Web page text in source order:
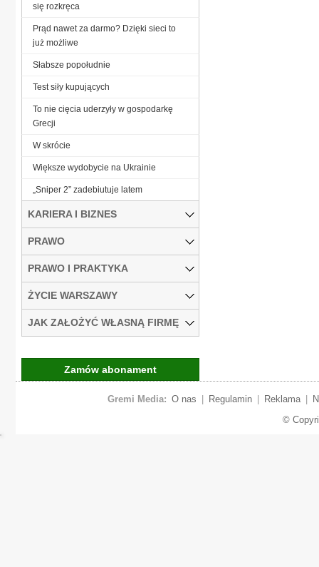
się rozkręca
Prąd nawet za darmo? Dzięki sieci to
już możliwe
Słabsze popołudnie
Test siły kupujących
To nie cięcia uderzyły w gospodarkę
Grecji
W skrócie
Większe wydobycie na Ukrainie
„Sniper 2” zadebiutuje latem
KARIERA I BIZNES
PRAWO
PRAWO I PRAKTYKA
ŻYCIE WARSZAWY
JAK ZAŁOŻYĆ WŁASNĄ FIRMĘ
Zamów abonament
Gremi Media: O nas Regulamin Reklama
©